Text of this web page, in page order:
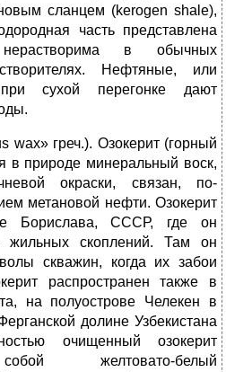
сланцем (kerogen shale),
часть представлена
в обычных
Нефтяные, или
сухой перегонке дают
wax» греч.). Озокерит (горный
в природе минеральный воск,
окраски, связан, по-
метановой нефти. Озокерит
Борислава, СССР, где он
жильных скоплений. Там он
скважин, когда их забои
распространен также в
на полуострове Челекен в
долине Узбекистана
очищенный озокерит
желтовато-белый